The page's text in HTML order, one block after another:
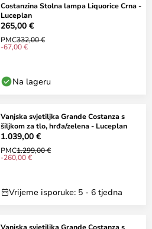
Costanzina Stolna lampa Liquorice Crna -
Luceplan
265,00 €
PMC332,00 €
-67,00 €
Na lageru
Vanjska svjetiljka Grande Costanza s
šiljkom za tlo, hrđa/zelena - Luceplan
1.039,00 €
PMC1.299,00 €
-260,00 €
Vrijeme isporuke: 5 - 6 tjedna
Vanjska svjetiljka Grande Costanza s